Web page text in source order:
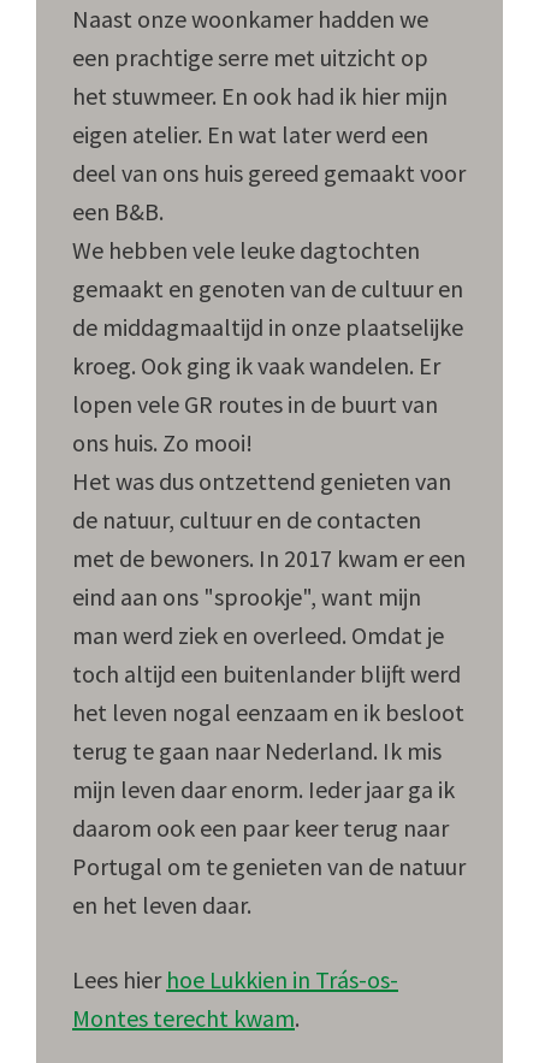
Naast onze woonkamer hadden we
een prachtige serre met uitzicht op
het stuwmeer. En ook had ik hier mijn
eigen atelier. En wat later werd een
deel van ons huis gereed gemaakt voor
een B&B.
We hebben vele leuke dagtochten
gemaakt en genoten van de cultuur en
de middagmaaltijd in onze plaatselijke
kroeg. Ook ging ik vaak wandelen. Er
lopen vele GR routes in de buurt van
ons huis. Zo mooi!
Het was dus ontzettend genieten van
de natuur, cultuur en de contacten
met de bewoners. In 2017 kwam er een
eind aan ons "sprookje", want mijn
man werd ziek en overleed. Omdat je
toch altijd een buitenlander blijft werd
het leven nogal eenzaam en ik besloot
terug te gaan naar Nederland. Ik mis
mijn leven daar enorm. Ieder jaar ga ik
daarom ook een paar keer terug naar
Portugal om te genieten van de natuur
en het leven daar.
Lees hier hoe Lukkien in Trás-os-
Montes terecht kwam.